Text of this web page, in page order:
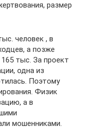
размер
человек , в
а позже
165 тыс. За проект
одна из
Поэтому
Физик
а в
мошенниками.